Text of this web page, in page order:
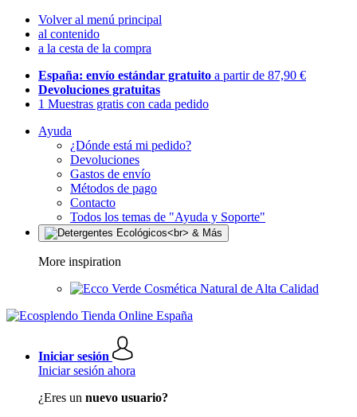
Volver al menú principal
al contenido
a la cesta de la compra
España: envío estándar gratuito a partir de 87,90 €
Devoluciones gratuitas
1 Muestras gratis con cada pedido
Ayuda
¿Dónde está mi pedido?
Devoluciones
Gastos de envío
Métodos de pago
Contacto
Todos los temas de "Ayuda y Soporte"
More inspiration
Cosmética Natural de Alta Calidad
Iniciar sesión
Iniciar sesión ahora
¿Eres un nuevo usuario?